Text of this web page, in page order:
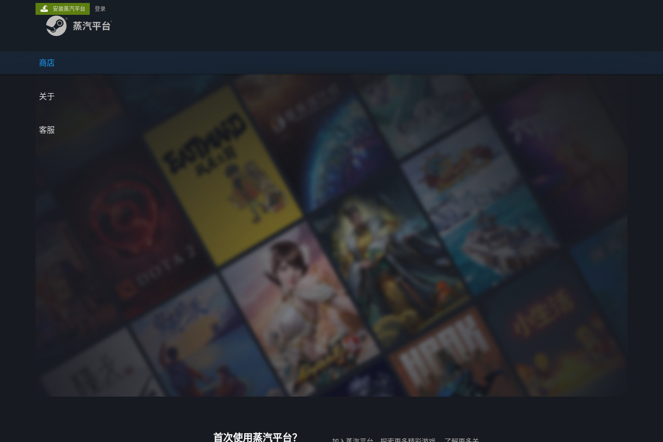
商店
关于
客服
安装蒸汽平台 登录
首次使用蒸汽平台？